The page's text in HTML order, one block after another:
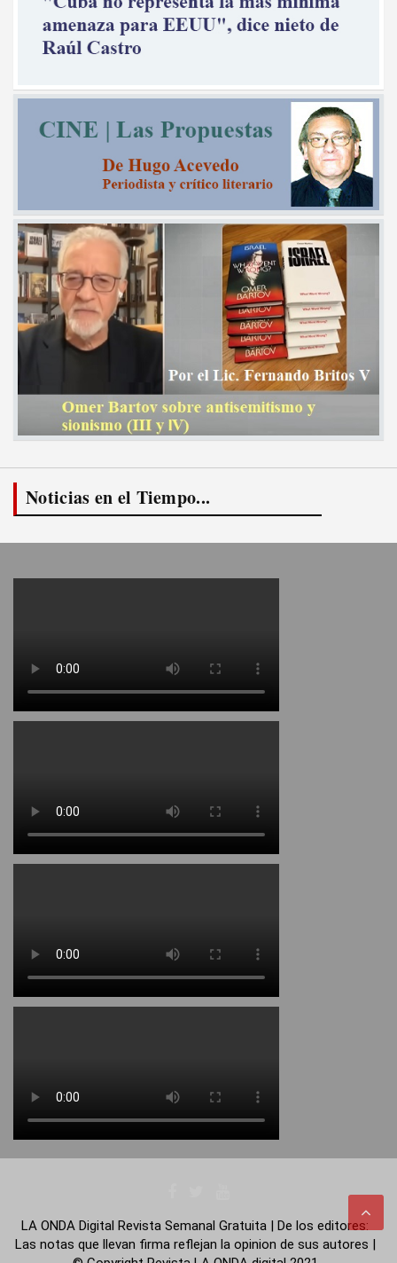
Noticias en el Tiempo...
LA ONDA Digital Revista Semanal Gratuita | De los editores:
Las notas que llevan firma reflejan la opinion de sus autores |